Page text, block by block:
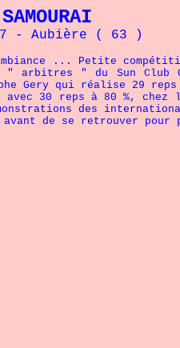
- Aubière ( 63 )
... Petite
arbitres " du Sun Club
Gery qui réalise 29
avec 30 reps à 80 %,
des
de se retrouver pour